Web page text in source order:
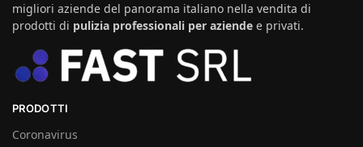
migliori aziende del panorama italiano nella vendita di
prodotti di pulizia professionali per aziende e privati.
PRODOTTI
Coronavirus